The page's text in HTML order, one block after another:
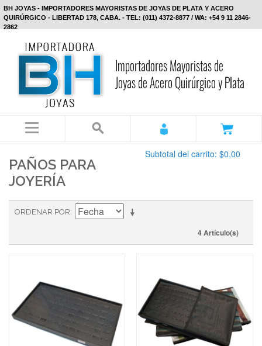
BH JOYAS - IMPORTADORES MAYORISTAS DE JOYAS DE PLATA Y ACERO
QUIRÚRGICO - LIBERTAD 178, CABA. - TEL: (011) 4372-8877 / WA: +54 9 11 2846-
2862
Subtotal del carrito: $0,00
PAÑOS PARA
JOYERÍA
ORDENAR POR
4 Artículo(s)